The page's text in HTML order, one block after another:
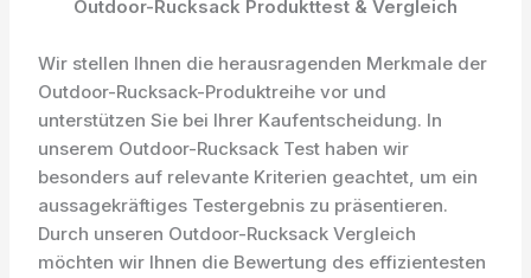
Outdoor-Rucksack Produkttest & Vergleich
Wir stellen Ihnen die herausragenden Merkmale der
Outdoor-Rucksack-Produktreihe vor und
unterstützen Sie bei Ihrer Kaufentscheidung. In
unserem Outdoor-Rucksack Test haben wir
besonders auf relevante Kriterien geachtet, um ein
aussagekräftiges Testergebnis zu präsentieren.
Durch unseren Outdoor-Rucksack Vergleich
möchten wir Ihnen die Bewertung des effizientesten